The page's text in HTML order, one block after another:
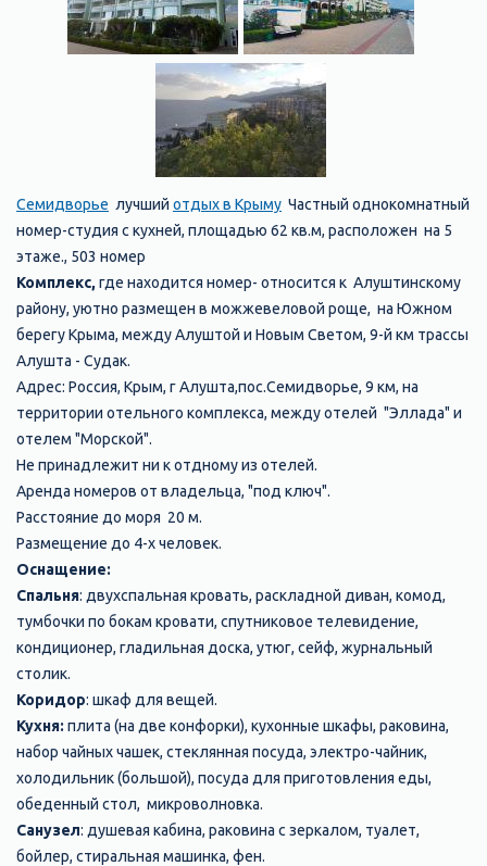
Семидворье лучший отдых в Крыму Частный однокомнатный
номер-студия с кухней, площадью 62 кв.м, расположен на 5
этаже., 503 номер
Комплекс,где находится номер- относится к Алуштинскому
району, уютно размещен в можжевеловой роще, на Южном
берегу Крыма, между Алуштой и Новым Светом, 9-й км трассы
Алушта - Судак.
Адрес: Россия, Крым, г Алушта,пос.Семидворье, 9 км, на
территории отельного комплекса, между отелей "Эллада" и
отелем "Морской".
Не принадлежит ни к отдному из отелей.
Аренда номеров от владельца, "под ключ".
Расстояние до моря 20 м.
Размещение до 4-х человек.
Оснащение:
Спальня: двухспальная кровать, раскладной диван, комод,
тумбочки по бокам кровати, спутниковое телевидение,
кондиционер, гладильная доска, утюг, сейф, журнальный
столик.
Коридор: шкаф для вещей.
Кухня: плита (на две конфорки), кухонные шкафы, раковина,
набор чайных чашек, стеклянная посуда, электро-чайник,
холодильник (большой), посуда для приготовления еды,
обеденный стол, микроволновка.
Санузел: душевая кабина, раковина с зеркалом, туалет,
бойлер, стиральная машинка, фен.